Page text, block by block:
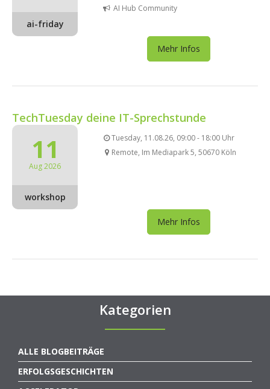
ai-friday
AI Hub Community
Mehr Infos
TechTuesday deine IT-Sprechstunde
11
Aug 2026
workshop
Tuesday, 11.08.26, 09:00 - 18:00 Uhr
Remote, Im Mediapark 5, 50670 Köln
Mehr Infos
Kategorien
ALLE BLOGBEITRÄGE
ERFOLGSGESCHICHTEN